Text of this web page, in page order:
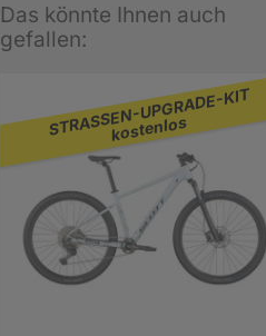
Das könnte Ihnen auch
gefallen:
STRASSEN-UPGRADE-KIT
kostenlos